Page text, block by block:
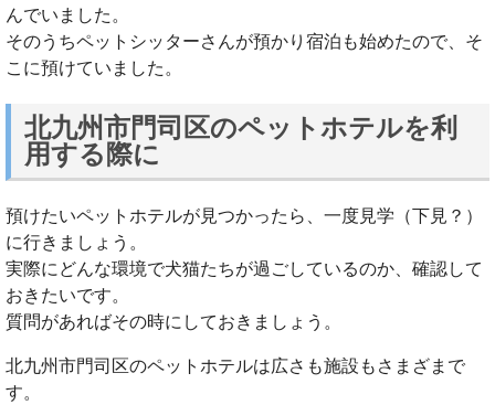
んでいました。
そのうちペットシッターさんが預かり宿泊も始めたので、そ
こに預けていました。
北九州市門司区のペットホテルを利
用する際に
預けたいペットホテルが見つかったら、一度見学（下見？）
に行きましょう。
実際にどんな環境で犬猫たちが過ごしているのか、確認して
おきたいです。
質問があればその時にしておきましょう。
北九州市門司区のペットホテルは広さも施設もさまざまで
す。